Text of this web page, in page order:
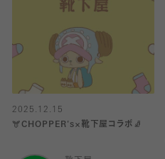
2025.12.15
🫎CHOPPER's×靴下屋コラボ🧦